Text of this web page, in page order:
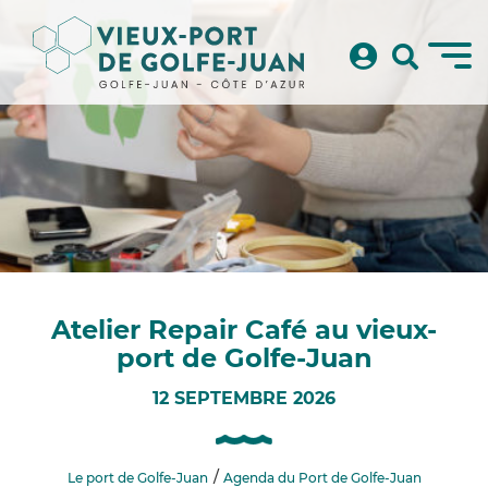
Atelier Repair Café au vieux-
port de Golfe-Juan
12 SEPTEMBRE 2026
Le port de Golfe-Juan
Agenda du Port de Golfe-Juan